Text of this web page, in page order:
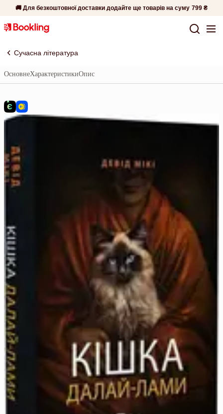
🚚 Для безкоштовної доставки додайте ще товарів на суму 799 ₴
Сучасна література
ОсновнеХарактеристикиОпис